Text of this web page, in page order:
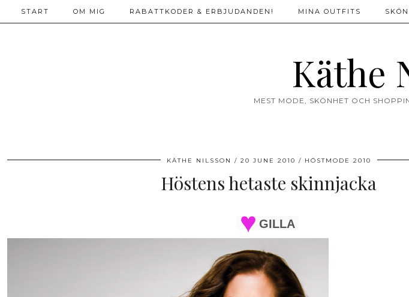
Käthe
MEST MODE, SKÖNHET OCH
START OM MIG RABATTKODER & ERBJUDANDEN! MINA OUTFITS
KÄTHE NILSSON 20 JUNE 2010 HÖSTMODE 2010
Höstens hetaste skinnjacka
GILLA